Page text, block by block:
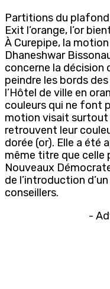
Partitions du plafond
Exit l’orange, l’or
À Curepipe, la
Dhaneshwar
concerne la décision
peindre les bords
l’Hôtel de ville en
couleurs qui ne font
motion visait
retrouvent leur
dorée (or). Elle a été
même titre que celle
Nouveaux
de l’introduction
conseillers.
-